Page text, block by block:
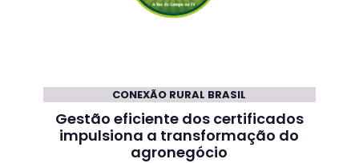
CONEXÃO RURAL BRASIL
Gestão eficiente dos certificados
impulsiona a transformação do
agronegócio